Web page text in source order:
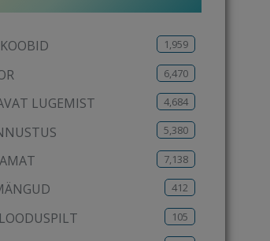
1,959
6,470
LUGEMIST 4,684
5,380
7,138
412
105